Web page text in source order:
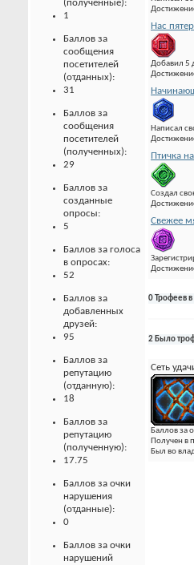
(полученные):
1
Баллов за
сообщения
посетителей
(отданных):
31
Баллов за
сообщения
посетителей
(полученных):
29
Баллов за
созданные
опросы:
5
Баллов за голоса
в опросах:
52
Баллов за
добавленных
друзей:
95
Баллов за
репутацию
(отданную):
18
Баллов за
репутацию
(полученную):
17.75
Баллов за очки
нарушения
(отданные):
0
Баллов за очки
нарушений
Нас
Добавил 5
Написал
Птичка
Создал
Свежее
0 Трофеев
2 Было
Сеть
Баллов за
Получен в
Был во